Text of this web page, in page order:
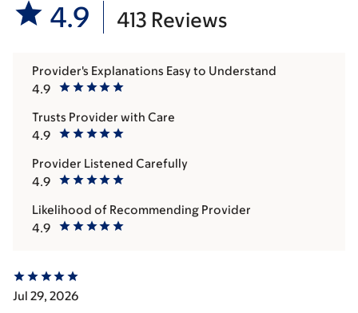
4.9 413 Reviews
4.9
Provider's Explanations Easy to Understand
4.9
Trusts Provider with Care
4.9
Provider Listened Carefully
4.9
Likelihood of Recommending Provider
Jul 29, 2026